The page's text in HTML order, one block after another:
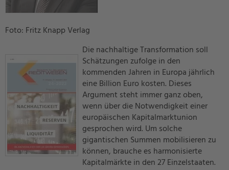
Foto: Fritz Knapp Verlag
Die nachhaltige Transformation soll
Schätzungen zufolge in den
kommenden Jahren in Europa jährlich
eine Billion Euro kosten. Dieses
Argument steht immer ganz oben,
wenn über die Notwendigkeit einer
europäischen Kapitalmarktunion
gesprochen wird. Um solche
gigantischen Summen mobilisieren zu
können, brauche es harmonisierte
Kapitalmärkte in den 27 Einzelstaaten.